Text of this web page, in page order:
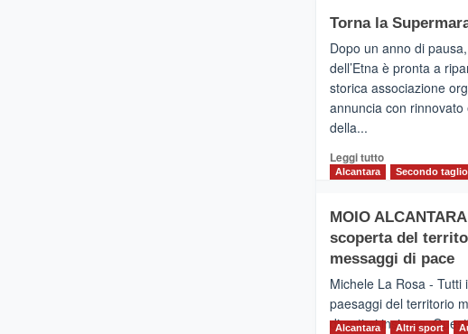
BROOKS
SuperMaratona
dell’Etna,
presentata
l’edizione
2026
Torna la
Dopo un anno di
dell’Etna è pronta a
storica associazione
annuncia con
della...
Leggi tuttoLeggi
Torna
la
Supermaratona
Alcantara Secondo taglio
MOIO
scoperta del
messaggi di pace
Michele La Rosa -
paesaggi del territorio
divertirsi insieme.
Alcantara Altri sport